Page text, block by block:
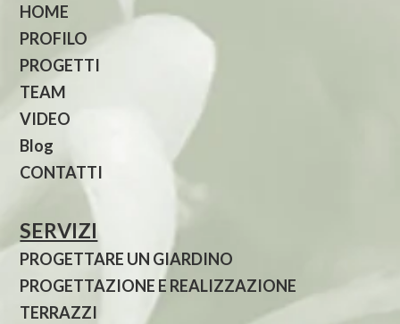
HOME
PROFILO
PROGETTI
TEAM
VIDEO
Blog
CONTATTI
SERVIZI
PROGETTARE UN GIARDINO
PROGETTAZIONE E REALIZZAZIONE
TERRAZZI